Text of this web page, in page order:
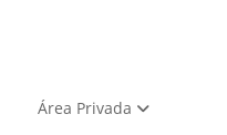
Área Privada